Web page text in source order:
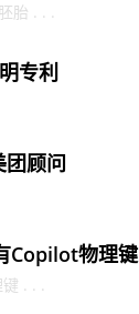
胎 . . .
专利
顾问
Copilot物理键
. . .